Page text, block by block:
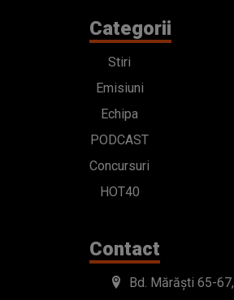
Categorii
Stiri
Emisiuni
Echipa
PODCAST
Concursuri
HOT40
Contact
Bd. Mărăști 65-67,